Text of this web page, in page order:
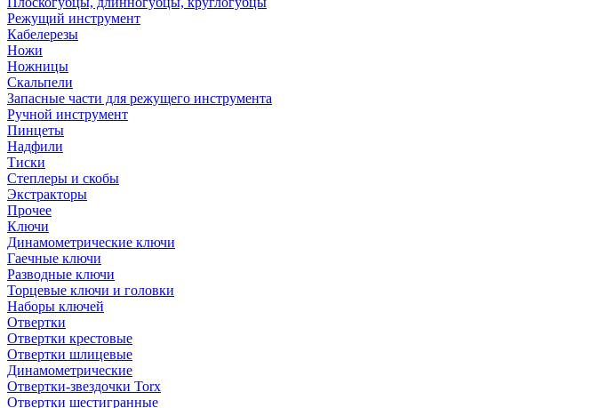
Режущий инструмент
Кабелерезы
Ножи
Ножницы
Скальпели
Запасные части для режущего инструмента
Ручной инструмент
Пинцеты
Надфили
Тиски
Степлеры и скобы
Экстракторы
Прочее
Ключи
Динамометрические ключи
Гаечные ключи
Разводные ключи
Торцевые ключи и головки
Наборы ключей
Отвертки
Отвертки крестовые
Отвертки шлицевые
Динамометрические
Отвертки-звездочки Torx
Отвертки шестигранные